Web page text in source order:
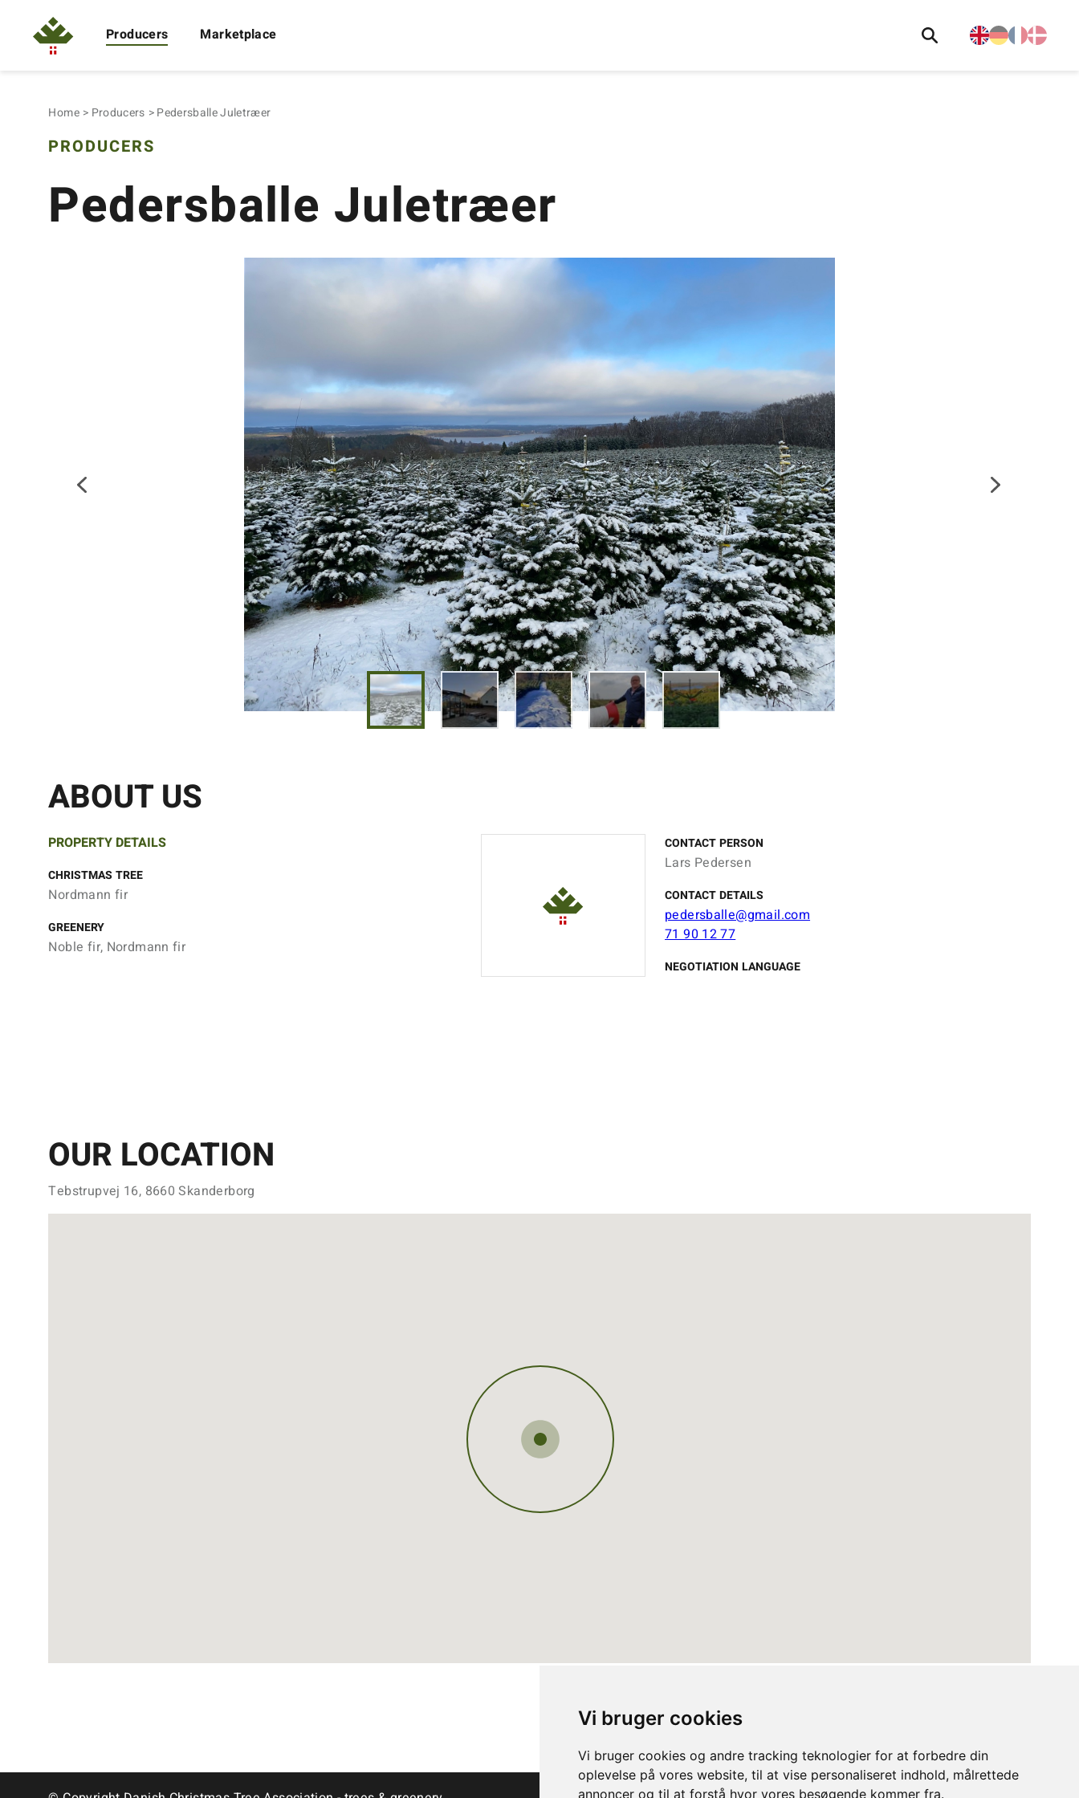
Vi bruger cookies
Vi bruger cookies og andre tracking teknologier for at forbedre din
oplevelse på vores website, til at vise personaliseret indhold, målrettede
annoncer og til at forstå hvor vores besøgende kommer fra.
Producers Marketplace
Home Producers Pedersballe Juletræer
PRODUCERS
Pedersballe Juletræer
ABOUT US
PROPERTY DETAILS
CHRISTMAS TREE
Nordmann fir
GREENERY
Noble fir, Nordmann fir
CONTACT PERSON
Lars Pedersen
CONTACT DETAILS
pedersballe@gmail.com
71 90 12 77
NEGOTIATION LANGUAGE
OUR LOCATION
Tebstrupvej 16, 8660 Skanderborg